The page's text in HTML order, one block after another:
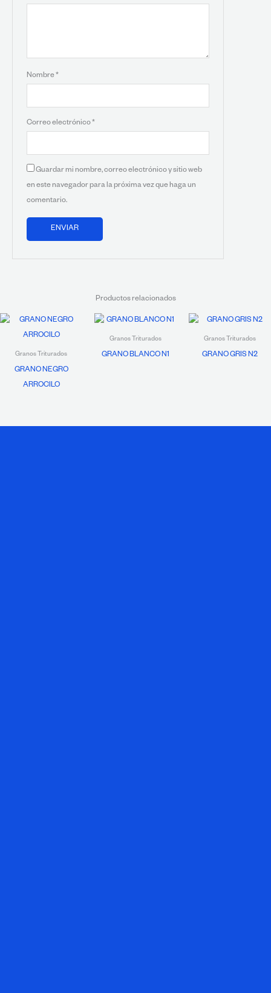
Nombre*
Correo electrónico*
Guardar mi nombre, correo electrónico y sitio web
en este navegador para la próxima vez que haga un
comentario.
Productos relacionados
Granos Triturados
GRANO NEGRO
ARROCILO
Granos Triturados
GRANO BLANCO N1
Granos Triturados
GRANO GRIS N2